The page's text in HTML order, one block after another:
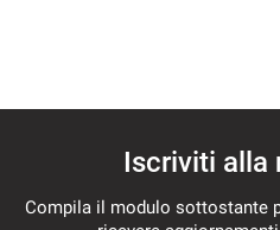
Iscriviti alla
Compila il modulo sottostante